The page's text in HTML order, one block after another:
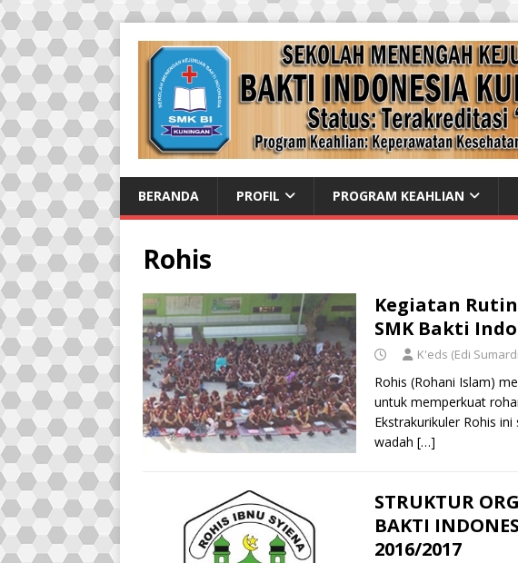
BERANDA PROFIL PROGRAM KEAHLIAN
Rohis
Kegiatan
SMK Bakti
K'eds (Edi
Rohis (Rohani Islam)
untuk memperkuat
Ekstrakurikuler Rohis
wadah […]
STRUKTUR
BAKTI
2016/2017